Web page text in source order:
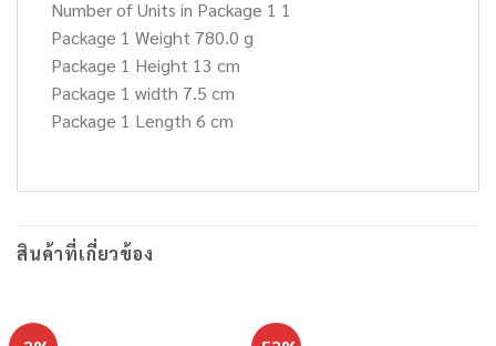
Number of Units in Package 1 1
Package 1 Weight 780.0 g
Package 1 Height 13 cm
Package 1 width 7.5 cm
Package 1 Length 6 cm
สินค้าที่เกี่ยวข้อง